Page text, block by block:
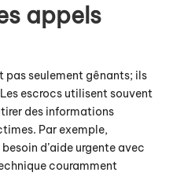
appels
pas seulement gênants; ils
escrocs utilisent souvent
des informations
Par exemple,
d’aide urgente avec
couramment